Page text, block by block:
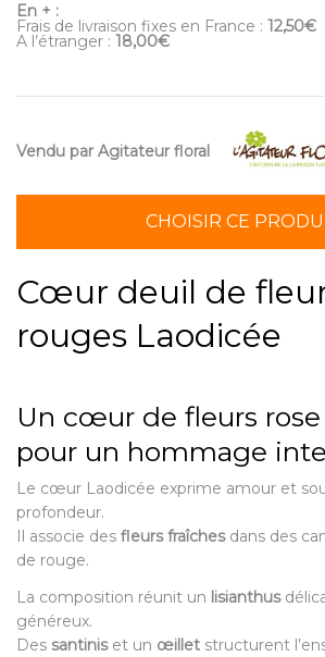
En + :
Frais de livraison fixes en France : 12,50€
A l’étranger : 18,00€
Vendu par Agitateur floral
CHOISIR CE
Cœur deuil de
rouges Laodicée
Un cœur de fleurs
pour un hommage
Le cœur Laodicée exprime amour et
profondeur.
Il associe des fleurs fraîchesdans des
de rouge.
La composition réunit un lisianthus
généreux.
Des santiniset un œillet structurent